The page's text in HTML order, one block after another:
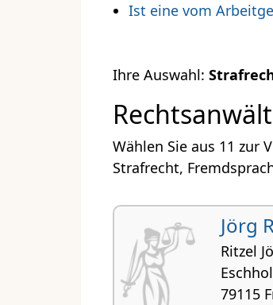
Ist eine vom
Ihre Auswahl:
Wählen Sie aus 11 zur
Strafrecht,
Jörg
Ritzel
79115